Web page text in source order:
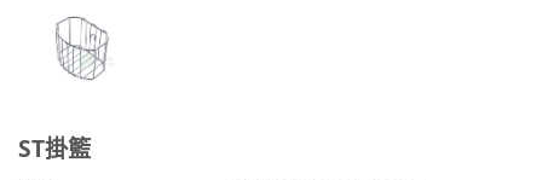
ST掛籃